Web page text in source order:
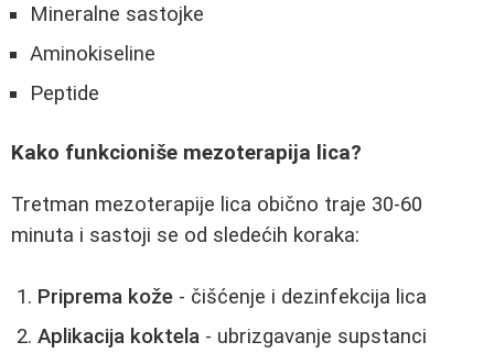
Mineralne sastojke
Aminokiseline
Peptide
Kako funkcioniše mezoterapija lica?
Tretman mezoterapije lica obično traje 30-60
minuta i sastoji se od sledećih koraka:
Priprema kože - čišćenje i dezinfekcija lica
Aplikacija koktela - ubrizgavanje supstanci